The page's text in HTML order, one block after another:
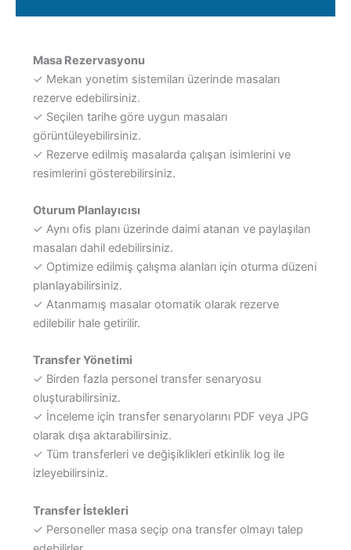
Masa Rezervasyonu
✓ Mekan yonetim sistemiları üzerinde masaları
rezerve edebilirsiniz.
✓ Seçilen tarihe göre uygun masaları
görüntüleyebilirsiniz.
✓ Rezerve edilmiş masalarda çalışan isimlerini ve
resimlerini gösterebilirsiniz.
Oturum Planlayıcısı
✓ Aynı ofis planı üzerinde daimi atanan ve paylaşılan
masaları dahil edebilirsiniz.
✓ Optimize edilmiş çalışma alanları için oturma düzeni
planlayabilirsiniz.
✓ Atanmamış masalar otomatik olarak rezerve
edilebilir hale getirilir.
Transfer Yönetimi
✓ Birden fazla personel transfer senaryosu
oluşturabilirsiniz.
✓ İnceleme için transfer senaryolarını PDF veya JPG
olarak dışa aktarabilirsiniz.
✓ Tüm transferleri ve değişiklikleri etkinlik log ile
izleyebilirsiniz.
Transfer İstekleri
✓ Personeller masa seçip ona transfer olmayı talep